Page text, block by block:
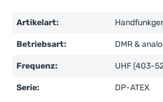
Artikelart:
Betriebsart: DMR &
Frequenz: UHF (403-
Serie: DP-ATEX